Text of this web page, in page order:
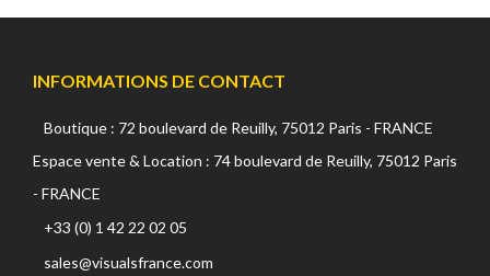
INFORMATIONS DE CONTACT
Boutique : 72 boulevard de Reuilly, 75012 Paris - FRANCE
Espace vente & Location : 74 boulevard de Reuilly, 75012 Paris
- FRANCE
+33 (0) 1 42 22 02 05
sales@visualsfrance.com